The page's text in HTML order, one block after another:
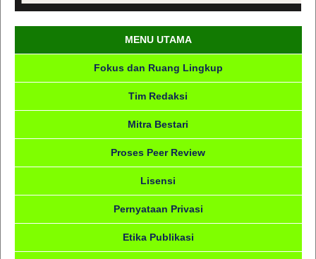
MENU UTAMA
Fokus dan Ruang Lingkup
Tim Redaksi
Mitra Bestari
Proses Peer Review
Lisensi
Pernyataan Privasi
Etika Publikasi